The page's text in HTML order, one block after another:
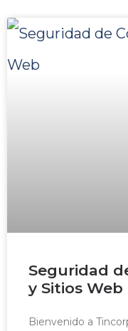
Seguridad
y Sitios Web
Bienvenido a